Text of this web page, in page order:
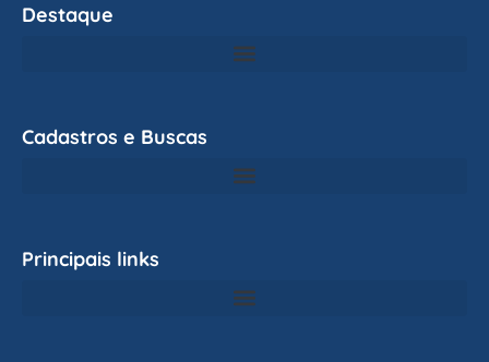
Destaque
Cadastros e Buscas
Principais links